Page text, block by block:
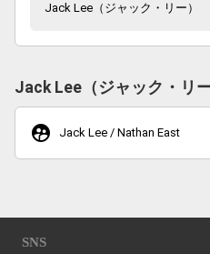
Jack Lee（ジャック・リー）
Jack Lee（ジャック・リ
supervised_user_circle Jack Lee / Nathan East
SNS